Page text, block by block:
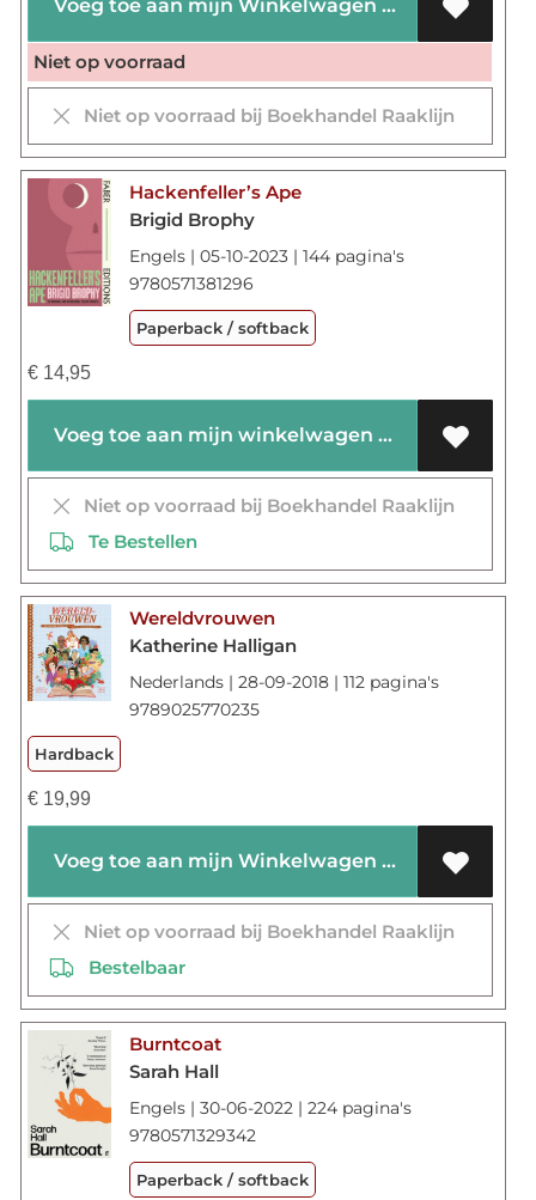
Voeg toe aan mijn Winkelwagen
Niet op voorraad
Niet op voorraad bij Boekhandel Raaklijn
Hackenfeller’s Ape
Brigid Brophy
Engels | 05-10-2023 | 144 pagina's
9780571381296
Paperback / softback
€14,95
Voeg toe aan mijn winkelwagen
Niet op voorraad bij Boekhandel Raaklijn
Te Bestellen
Wereldvrouwen
Katherine Halligan
Nederlands | 28-09-2018 | 112 pagina's
9789025770235
Hardback
€19,99
Voeg toe aan mijn Winkelwagen
Niet op voorraad bij Boekhandel Raaklijn
Bestelbaar
Burntcoat
Sarah Hall
Engels | 30-06-2022 | 224 pagina's
9780571329342
Paperback / softback